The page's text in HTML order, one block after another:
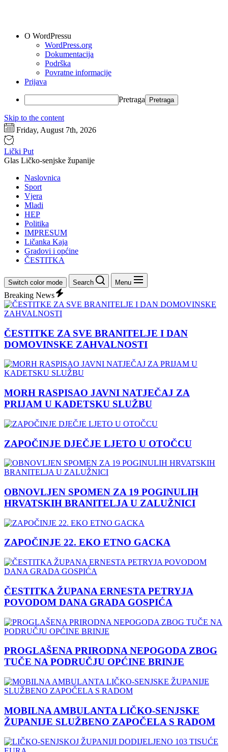
O WordPressu
WordPress.org
Dokumentacija
Podrška
Povratne informacije
Prijava
Pretraga
Skip to the content
Friday, August 7th, 2026
Lički Put
Glas Ličko-senjske županije
Naslovnica
Sport
Vjera
Mladi
HEP
Politika
IMPRESUM
Ličanka Kaja
Gradovi i općine
ČESTITKA
Switch color mode Search Menu
Breaking News
ČESTITKE ZA SVE BRANITELJE I DAN
DOMOVINSKE ZAHVALNOSTI
MORH RASPISAO JAVNI NATJEČAJ ZA
PRIJAM U KADETSKU SLUŽBU
ZAPOČINJE DJEČJE LJETO U OTOČCU
OBNOVLJEN SPOMEN ZA 19 POGINULIH
HRVATSKIH BRANITELJA U ZALUŽNICI
ZAPOČINJE 22. EKO ETNO GACKA
ČESTITKA ŽUPANA ERNESTA PETRYJA
POVODOM DANA GRADA GOSPIĆA
PROGLAŠENA PRIRODNA NEPOGODA ZBOG
TUČE NA PODRUČJU OPĆINE BRINJE
MOBILNA AMBULANTA LIČKO-SENJSKE
ŽUPANIJE SLUŽBENO ZAPOČELA S RADOM